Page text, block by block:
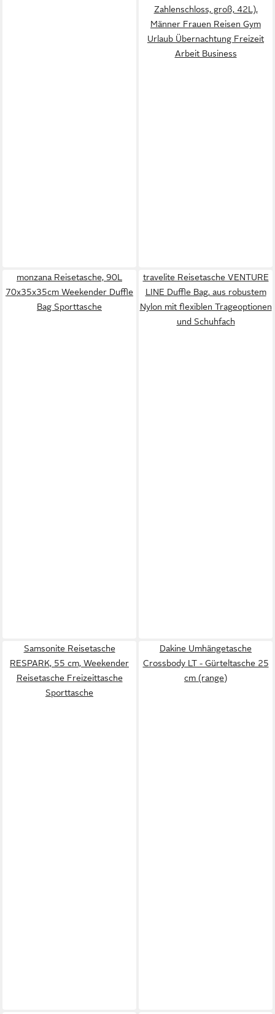
Zahlenschloss, groß, 42L),
Männer Frauen Reisen Gym
Urlaub Übernachtung Freizeit
Arbeit Business
monzana Reisetasche, 90L
70x35x35cm Weekender Duffle
Bag Sporttasche
travelite Reisetasche VENTURE
LINE Duffle Bag, aus robustem
Nylon mit flexiblen Trageoptionen
und Schuhfach
Samsonite Reisetasche
RESPARK, 55 cm, Weekender
Reisetasche Freizeittasche
Sporttasche
Dakine Umhängetasche
Crossbody LT - Gürteltasche 25
cm (range)